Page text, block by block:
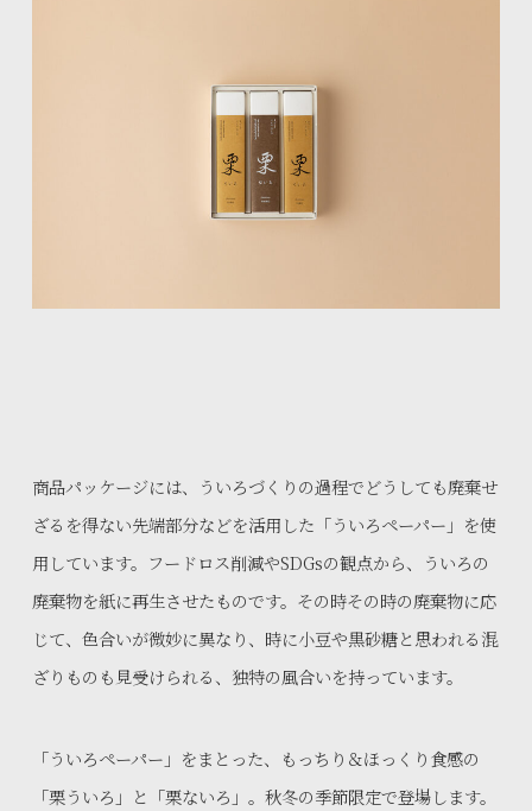
商品パッケージには、ういろづくりの過程でどうしても廃棄せ
ざるを得ない先端部分などを活用した「ういろペーパー」を使
用しています。フードロス削減やSDGsの観点から、ういろの
廃棄物を紙に再生させたものです。その時その時の廃棄物に応
じて、色合いが微妙に異なり、時に小豆や黒砂糖と思われる混
ざりものも見受けられる、独特の風合いを持っています。
「ういろペーパー」をまとった、もっちり＆ほっくり食感の
「栗ういろ」と「栗ないろ」。秋冬の季節限定で登場します。